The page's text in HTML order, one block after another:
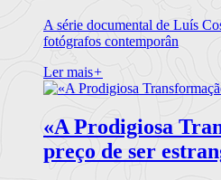
A série documental de Luís
fotógrafos contemporân
Ler mais+
«A Prodigiosa
preço de ser